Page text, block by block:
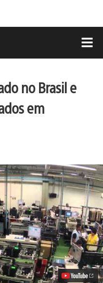
no Brasil e
em
Reproduzir
PlayStation
3
Fabricado
no
Brasil
e